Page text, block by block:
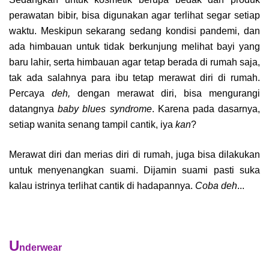
perawatan bibir, bisa digunakan agar terlihat segar setiap
waktu. Meskipun sekarang sedang kondisi pandemi, dan
ada himbauan untuk tidak berkunjung melihat bayi yang
baru lahir, serta himbauan agar tetap berada di rumah saja,
tak ada salahnya para ibu tetap merawat diri di rumah.
Percaya deh, dengan merawat diri, bisa mengurangi
datangnyababy blues syndrome. Karena pada dasarnya,
setiap wanita senang tampil cantik, iya kan?
Merawat diri dan merias diri di rumah, juga bisa dilakukan
untuk menyenangkan suami. Dijamin suami pasti suka
kalau istrinya terlihat cantik di hadapannya. Coba deh...
Underwear